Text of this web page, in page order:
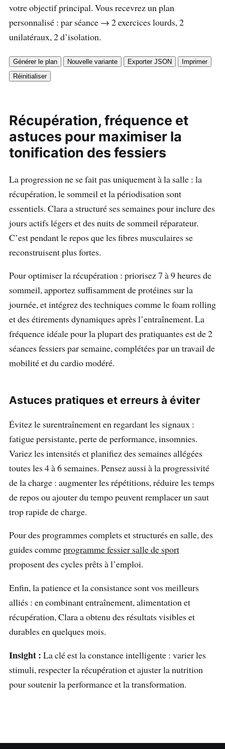
votre objectif principal. Vous recevrez un plan
personnalisé : par séance → 2 exercices lourds, 2
unilatéraux, 2 d’isolation.
Générer le plan Nouvelle variante Exporter JSON
Imprimer
Réinitialiser
Récupération, fréquence et
astuces pour maximiser la
tonification des fessiers
La progression ne se fait pas uniquement à la salle : la
récupération, le sommeil et la périodisation sont
essentiels. Clara a structuré ses semaines pour inclure des
jours actifs légers et des nuits de sommeil réparateur.
C’est pendant le repos que les fibres musculaires se
reconstruisent plus fortes.
Pour optimiser la récupération : priorisez 7 à 9 heures de
sommeil, apportez suffisamment de protéines sur la
journée, et intégrez des techniques comme le foam rolling
et des étirements dynamiques après l’entraînement. La
fréquence idéale pour la plupart des pratiquantes est de 2
séances fessiers par semaine, complétées par un travail de
mobilité et du cardio modéré.
Astuces pratiques et erreurs à éviter
Évitez le surentraînement en regardant les signaux :
fatigue persistante, perte de performance, insomnies.
Variez les intensités et planifiez des semaines allégées
toutes les 4 à 6 semaines. Pensez aussi à la progressivité
de la charge : augmenter les répétitions, réduire les temps
de repos ou ajouter du tempo peuvent remplacer un saut
trop rapide de charge.
Pour des programmes complets et structurés en salle, des
guides commeprogramme fessier salle de sport
proposent des cycles prêts à l’emploi.
Enfin, la patience et la consistance sont vos meilleurs
alliés : en combinant entraînement, alimentation et
récupération, Clara a obtenu des résultats visibles et
durables en quelques mois.
Insight : La clé est la constance intelligente : varier les
stimuli, respecter la récupération et ajuster la nutrition
pour soutenir la performance et la transformation.